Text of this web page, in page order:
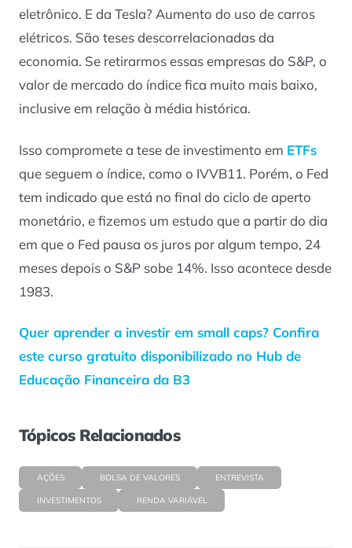
eletrônico. E da Tesla? Aumento do uso de carros
elétricos. São teses descorrelacionadas da
economia. Se retirarmos essas empresas do S&P, o
valor de mercado do índice fica muito mais baixo,
inclusive em relação à média histórica.
Isso compromete a tese de investimento em ETFs
que seguem o índice, como o IVVB11. Porém, o Fed
tem indicado que está no final do ciclo de aperto
monetário, e fizemos um estudo que a partir do dia
em que o Fed pausa os juros por algum tempo, 24
meses depois o S&P sobe 14%. Isso acontece desde
1983.
Quer aprender a investir em small caps? Confira
este curso gratuito disponibilizado no Hub de
Educação Financeira da B3
Tópicos Relacionados
AÇÕES BOLSA DE VALORES ENTREVISTA
INVESTIMENTOS RENDA VARIÁVEL